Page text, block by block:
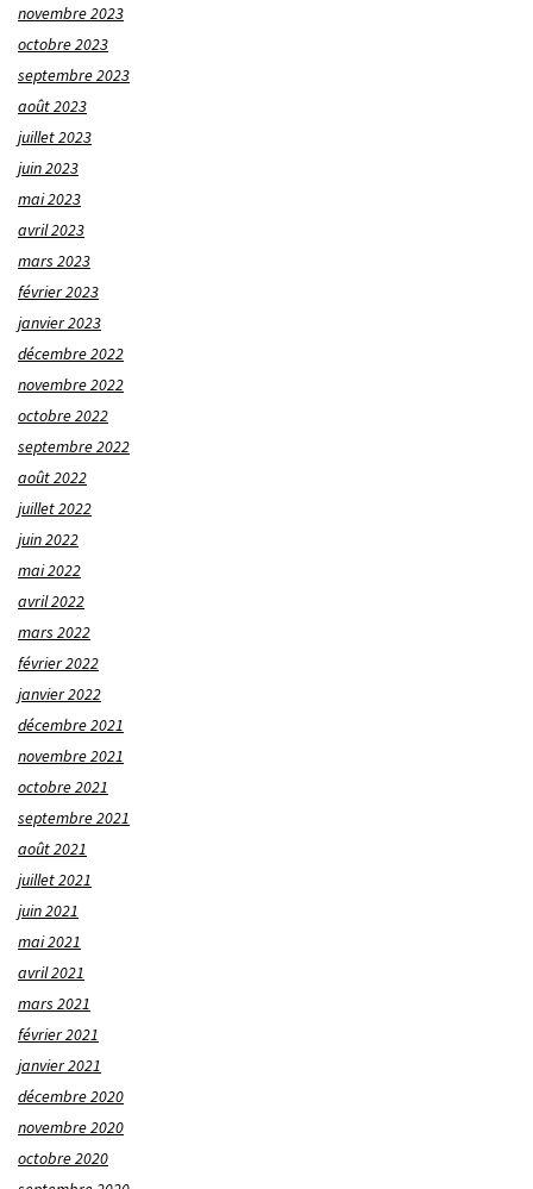
novembre 2023
octobre 2023
septembre 2023
août 2023
juillet 2023
juin 2023
mai 2023
avril 2023
mars 2023
février 2023
janvier 2023
décembre 2022
novembre 2022
octobre 2022
septembre 2022
août 2022
juillet 2022
juin 2022
mai 2022
avril 2022
mars 2022
février 2022
janvier 2022
décembre 2021
novembre 2021
octobre 2021
septembre 2021
août 2021
juillet 2021
juin 2021
mai 2021
avril 2021
mars 2021
février 2021
janvier 2021
décembre 2020
novembre 2020
octobre 2020